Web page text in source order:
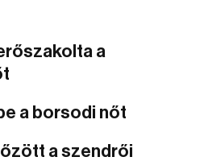
a
a borsodi nőt
a szendrői